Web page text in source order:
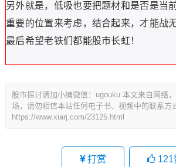
另外就是，低吸也要把题材和是否是当
重要的位置来考虑，结合起来，才能战
最后希望老铁们都能股市长虹！
股市探讨请加小编微信：ugouku 本文来自网络
场，请勿相信本站任何电子书、视频中的联系方
https://www.xiarj.com/23125.html
打赏 121